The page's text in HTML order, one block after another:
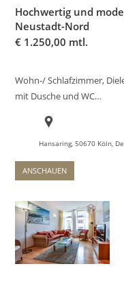
Hochwertig und
Neustadt-Nord
€ 1.250,00 mtl.
Wohn-/ Schlafzimmer,
mit Dusche und WC…
Hansaring, 50670 Köln,
ANSCHAUEN